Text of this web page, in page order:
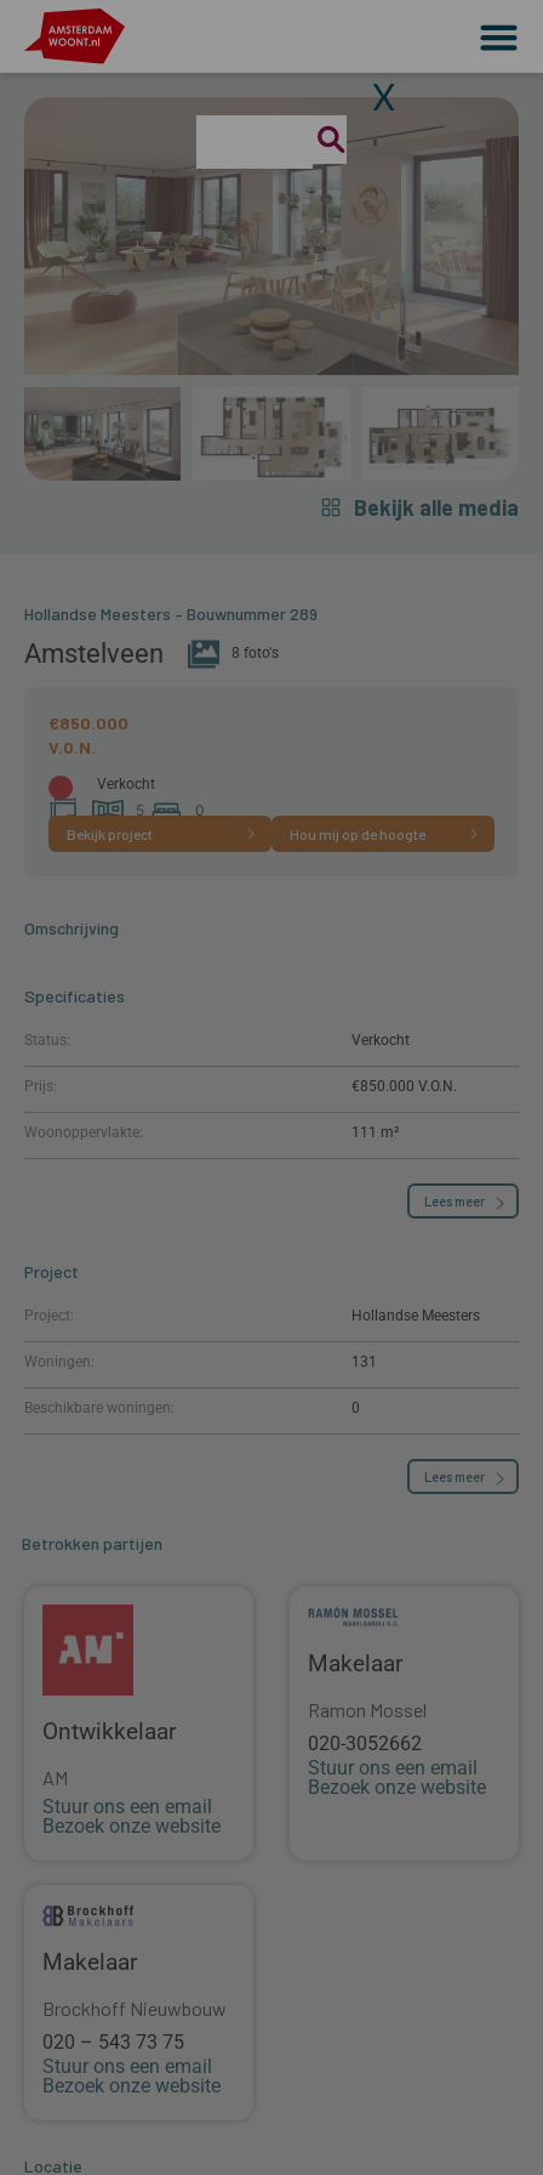
X
Bekijk alle media
Hollandse Meesters – Bouwnummer 289
Amstelveen 8 foto's
€850.000
Verkocht
111 m²
5
kamer(s)
0
slaapkamer(s)
Bekijk project Hou mij op de hoogte
Omschrijving
Specificaties
Status: Verkocht
Prijs: €850.000
Woonoppervlakte: 111 m²
Lees meer
Project
Project: Hollandse Meesters
Woningen: 131
Beschikbare woningen: 0
Lees meer
Betrokken partijen
Ontwikkelaar
AM
Stuur ons een email
Bezoek onze website
Makelaar
Ramon Mossel
020-3052662
Stuur ons een email
Bezoek onze website
Makelaar
Brockhoff Nieuwbouw
020 – 543 73 75
Stuur ons een email
Bezoek onze website
Locatie